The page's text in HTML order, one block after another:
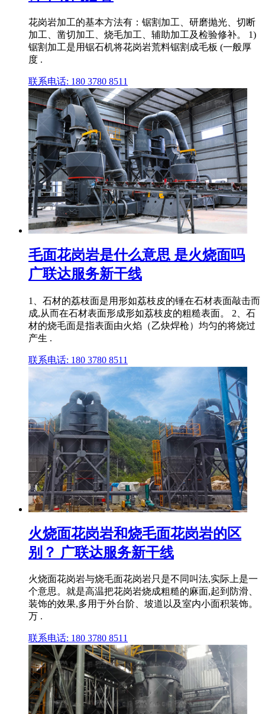
花岗岩加工的基本方法有：锯割加工、研磨抛光、切断
加工、凿切加工、烧毛加工、辅助加工及检验修补。 1)
锯割加工是用锯石机将花岗岩荒料锯割成毛板 (一般厚
度 .
联系电话: 180 3780 8511
毛面花岗岩是什么意思 是火烧面吗
广联达服务新干线
1、石材的荔枝面是用形如荔枝皮的锤在石材表面敲击而
成,从而在石材表面形成形如荔枝皮的粗糙表面。 2、石
材的烧毛面是指表面由火焰（乙炔焊枪）均匀的将烧过
产生 .
联系电话: 180 3780 8511
火烧面花岗岩和烧毛面花岗岩的区
别？ 广联达服务新干线
火烧面花岗岩与烧毛面花岗岩只是不同叫法,实际上是一
个意思。就是高温把花岗岩烧成粗糙的麻面,起到防滑、
装饰的效果,多用于外台阶、坡道以及室内小面积装饰。
万 .
联系电话: 180 3780 8511